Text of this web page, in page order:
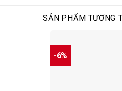
SẢN PHẨM TƯƠNG
-6%